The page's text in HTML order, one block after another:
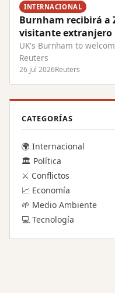
INTERNACIONAL
Burnham recibirá a
visitante extranjero
UK's Burnham to
Reuters
26 jul 2026Reuters
CATEGORÍAS
🌍 Internacional
🏛️ Política
⚔️ Conflictos
📈 Economía
🌱 Medio Ambiente
💻 Tecnología